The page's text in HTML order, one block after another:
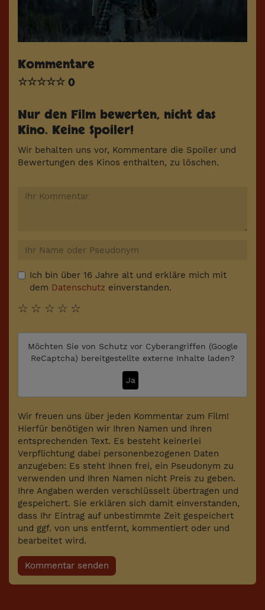
Kommentare
☆☆☆☆☆ 0
Nur den Film bewerten, nicht das
Kino. Keine Spoiler!
Wir behalten uns vor, Kommentare die Spoiler und
Bewertungen des Kinos enthalten, zu löschen.
Ich bin über 16 Jahre alt und erkläre mich mit
dem Datenschutz einverstanden.
☆
☆
☆
☆
☆
Möchten Sie von Schutz vor Cyberangriffen (Google
ReCaptcha) bereitgestellte externe Inhalte laden?
Ja
Wir freuen uns über jeden Kommentar zum Film!
Hierfür benötigen wir Ihren Namen und Ihren
entsprechenden Text. Es besteht keinerlei
Verpflichtung dabei personenbezogenen Daten
anzugeben: Es steht Ihnen frei, ein Pseudonym zu
verwenden und Ihren Namen nicht Preis zu geben.
Ihre Angaben werden verschlüsselt übertragen und
gespeichert. Sie erklären sich damit einverstanden,
dass Ihr Eintrag auf unbestimmte Zeit gespeichert
und ggf. von uns entfernt, kommentiert oder und
bearbeitet wird.
Kommentar senden